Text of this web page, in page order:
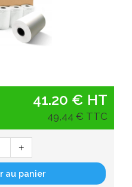
41.20 € HT
49,44 € TTC
au panier